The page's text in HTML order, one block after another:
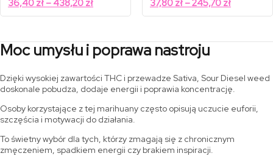
od
52,00 zł
36,40 zł – 438,20 złZakres
cen:
do
438,20 zł
od
54,00 zł
37,80 zł –245,70 złZakres
cen:
Moc umysłu i poprawa nastroju
Dzięki wysokiej zawartości THC i przewadze Sativa, Sour Diesel weed
doskonale pobudza, dodaje energii i poprawia koncentrację.
Osoby korzystające z tej marihuany często opisują uczucie euforii,
szczęścia i motywacji do działania.
To świetny wybór dla tych, którzy zmagają się z chronicznym
zmęczeniem, spadkiem energii czy brakiem inspiracji.